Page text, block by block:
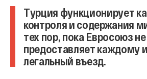
Турция функционирует
контроля и содержания
тех пор, пока Евросоюз не
предоставляет каждому
легальный въезд.